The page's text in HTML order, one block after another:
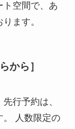
ト空間で、あ
ます。
から］
行予約は、
。 人数限定の